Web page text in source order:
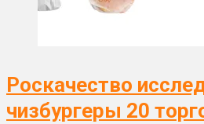
Роскачество
чизбургеры 20